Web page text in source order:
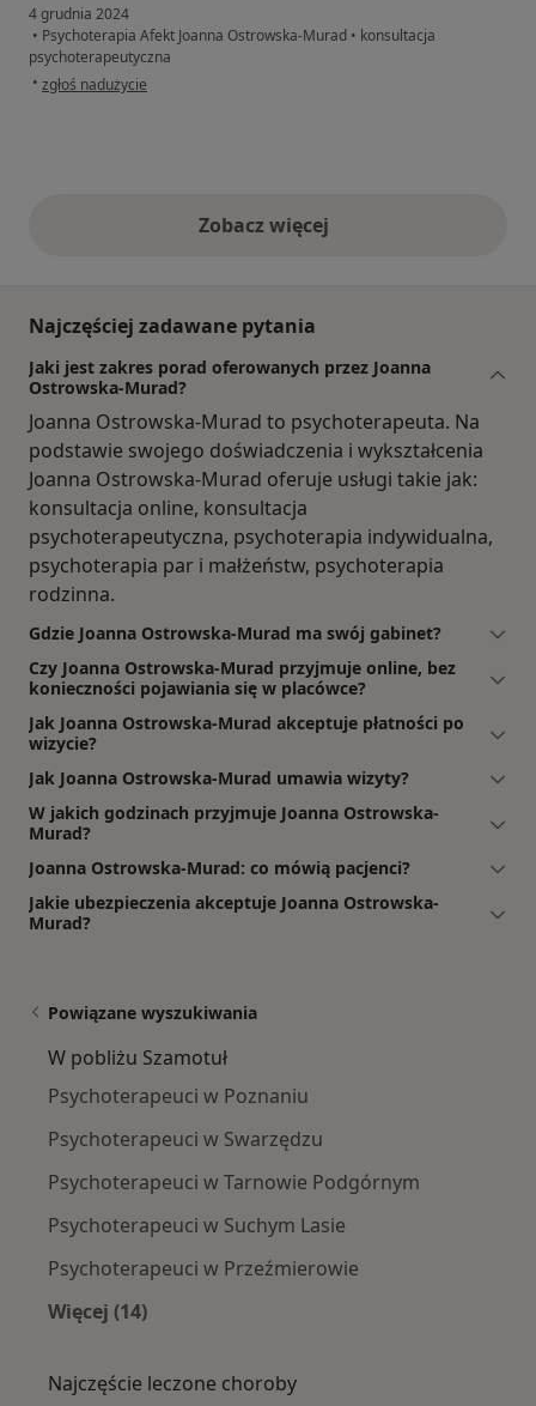
4 grudnia 2024
• Psychoterapia Afekt Joanna Ostrowska-Murad • konsultacja
psychoterapeutyczna
• w opinii użytkownika Benia
zgłoś nadużycie
Zobacz więcejopinie powyżej
Najczęściej zadawane pytania
Jaki jest zakres porad oferowanych przez Joanna
Ostrowska-Murad?
Joanna Ostrowska-Murad to psychoterapeuta. Na
podstawie swojego doświadczenia i wykształcenia
Joanna Ostrowska-Murad oferuje usługi takie jak:
konsultacja online, konsultacja
psychoterapeutyczna, psychoterapia indywidualna,
psychoterapia par i małżeństw, psychoterapia
rodzinna.
Gdzie Joanna Ostrowska-Murad ma swój gabinet?
Czy Joanna Ostrowska-Murad przyjmuje online, bez
konieczności pojawiania się w placówce?
Jak Joanna Ostrowska-Murad akceptuje płatności po
wizycie?
Jak Joanna Ostrowska-Murad umawia wizyty?
W jakich godzinach przyjmuje Joanna Ostrowska-
Murad?
Joanna Ostrowska-Murad: co mówią pacjenci?
Jakie ubezpieczenia akceptuje Joanna Ostrowska-
Murad?
Powiązane wyszukiwania
W pobliżu Szamotuł
Psychoterapeuci w Poznaniu
Psychoterapeuci w Swarzędzu
Psychoterapeuci w Tarnowie Podgórnym
Psychoterapeuci w Suchym Lasie
Psychoterapeuci w Przeźmierowie
Więcej (14)
Najczęście leczone choroby